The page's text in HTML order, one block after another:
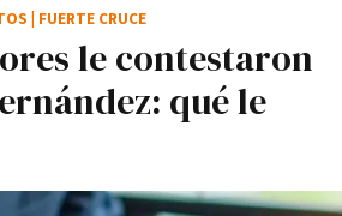
le contestaron
qué le
FUERTE CRUCE